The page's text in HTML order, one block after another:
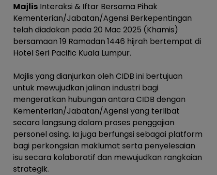
MajlisInteraksi & Iftar Bersama Pihak
Kementerian/Jabatan/Agensi Berkepentingan
telah diadakan pada 20 Mac 2025 (Khamis)
bersamaan 19 Ramadan 1446 hijrah bertempat di
Hotel Seri Pacific Kuala Lumpur.
Majlis yang dianjurkan oleh CIDB ini bertujuan
untuk mewujudkan jalinan industri bagi
mengeratkan hubungan antara CIDB dengan
Kementerian/Jabatan/Agensi yang terlibat
secara langsung dalam proses penggajian
personel asing. Ia juga berfungsi sebagai platform
bagi perkongsian maklumat serta penyelesaian
isu secara kolaboratif dan mewujudkan rangkaian
strategik.